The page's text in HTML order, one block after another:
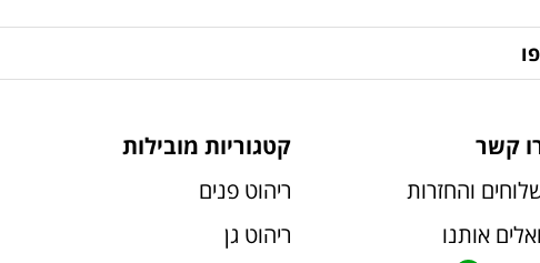
קשר
והחזרות
אותנו
קטגוריות מובילות
ריהוט פנים
ריהוט גן